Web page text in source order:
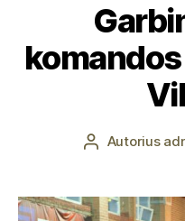
ĮrašoAutorius